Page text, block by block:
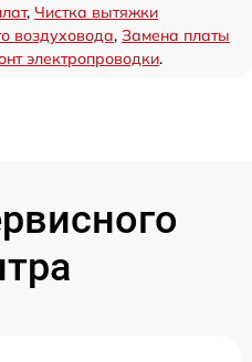
, Чистка вытяжки
воздуховода, Замена платы
электропроводки.